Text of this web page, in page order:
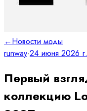
←Новости моды
runway·24 июня 2026 г.
Первый
коллекцию